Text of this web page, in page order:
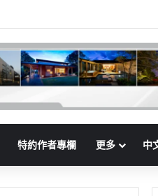
特約作者專欄 更多 中